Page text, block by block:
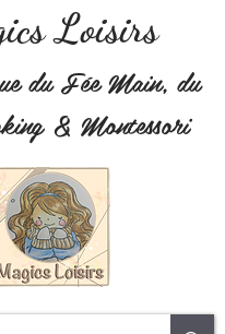
Loisirs
du Fée Main, du
& Montessori